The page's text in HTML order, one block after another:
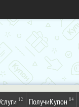
12 ПолучиКупон 84